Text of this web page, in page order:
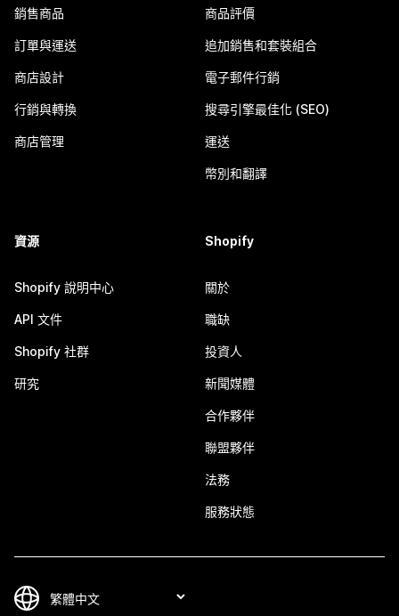
銷售商品
訂單與運送
商店設計
行銷與轉換
商店管理
商品評價
追加銷售和套裝組合
電子郵件行銷
搜尋引擎最佳化 (SEO)
運送
幣別和翻譯
資源
Shopify 說明中心
API 文件
Shopify 社群
研究
Shopify
關於
職缺
投資人
新聞媒體
合作夥伴
聯盟夥伴
法務
服務狀態